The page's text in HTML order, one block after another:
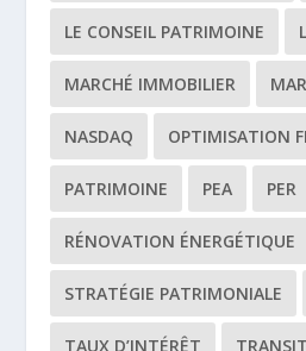
LE CONSEIL PATRIMOINE
MARCHÉ IMMOBILIER
NASDAQ OPTIMISATION
PATRIMOINE PEA PER
RÉNOVATION ÉNERGÉTIQUE
STRATÉGIE PATRIMONIALE
TAUX D’INTÉRÊT